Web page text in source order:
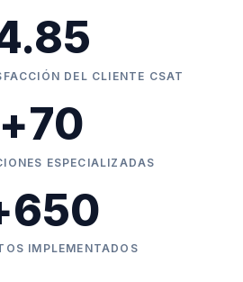
DEL CLIENTE CSAT
ESPECIALIZADAS
+70
IMPLEMENTADOS
650